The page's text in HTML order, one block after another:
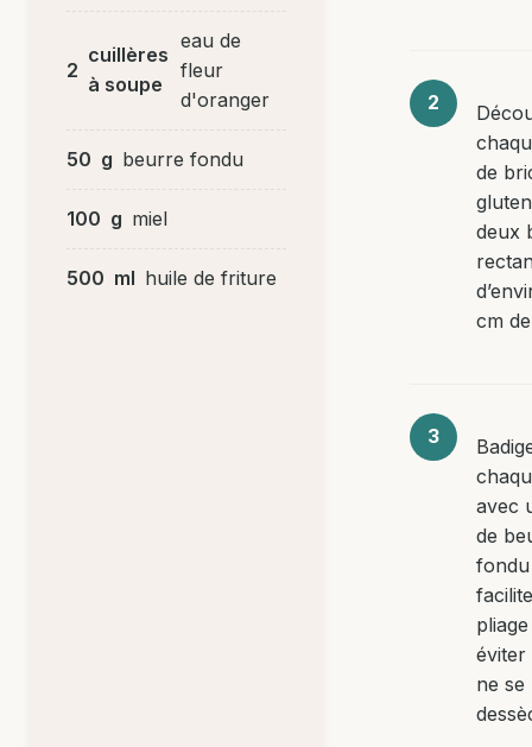
2
cuillères
à soupe
eau de
fleur
d'oranger
50 g beurre fondu
100 g miel
500 ml huile de friture
de
deux
cm
avec
de
éviter
ne se